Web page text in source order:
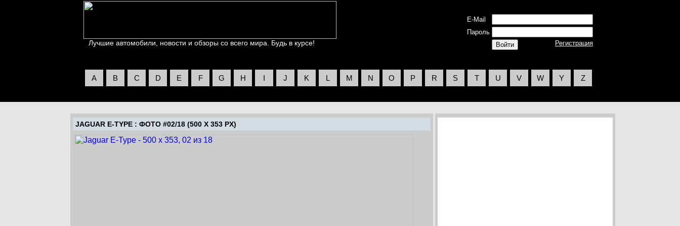
Лучшие автомобили, новости и обзоры со всего мира. Будь в курсе!
E-Mail
Пароль
Регистрация
A B C D E F G H I J K L M N O P R S T U V W Y Z
JAGUAR E-TYPE: ФОТО #02/18 (500 X 353 PX)